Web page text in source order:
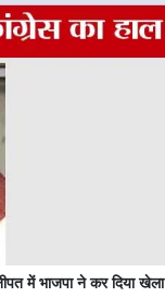
में भाजपा ने कर दिया खेला